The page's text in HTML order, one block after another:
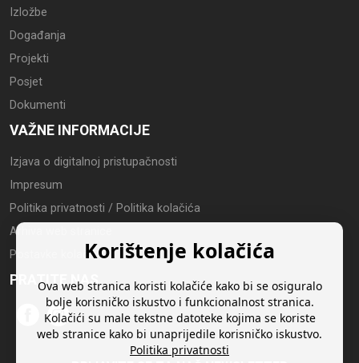
Izložbe
Događanja
Projekti
Posjet
Dokumenti
VAŽNE INFORMACIJE
Izjava o digitalnoj pristupačnosti
Impresum
Politika privatnosti / Politika kolačića
Arhiva web stranice
Postavke kolačića
PRATITE NAS
Korištenje kolačića
Ova web stranica koristi kolačiće kako bi se osiguralo
bolje korisničko iskustvo i funkcionalnost stranica.
Kolačići su male tekstne datoteke kojima se koriste
web stranice kako bi unaprijedile korisničko iskustvo.
Politika privatnosti